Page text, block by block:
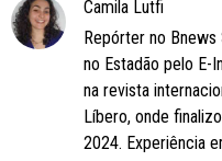
Camila Lutfi
Repórter no
no Estadão pelo E-
na revista
Líbero, onde
2024. Experiência